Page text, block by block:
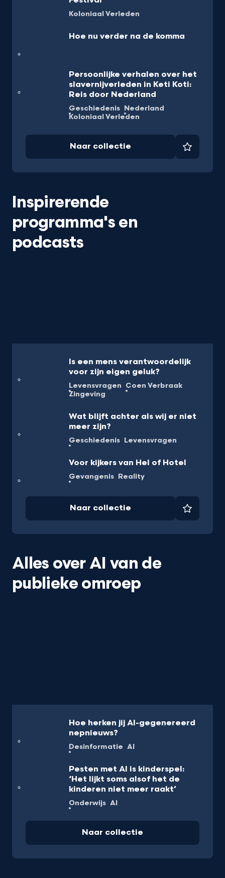
Koloniaal Verleden
Hoe nu verder na de komma
Persoonlijke verhalen over het
slavernijverleden in Keti Koti:
Reis door Nederland
Geschiedenis Nederland
Koloniaal Verleden
Naar collectie Favoriet
Inspirerende
programma's en
podcasts
Is een mens verantwoordelijk
voor zijn eigen geluk?
Levensvragen Coen Verbraak
Zingeving
Wat blijft achter als wij er niet
meer zijn?
Geschiedenis Levensvragen
Voor kijkers van Hel of Hotel
Gevangenis Reality
Naar collectie Favoriet
Alles over AI van de
publieke omroep
Hoe herken jij AI-gegenereerd
nepnieuws?
Desinformatie AI
Pesten met AI is kinderspel:
‘Het lijkt soms alsof het de
kinderen niet meer raakt’
Onderwijs AI
Naar collectie